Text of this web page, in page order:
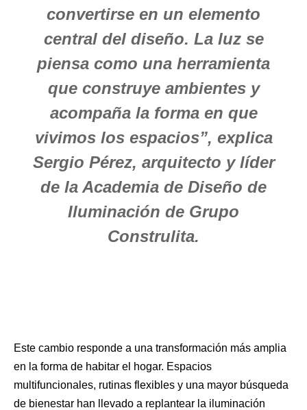
convertirse en un elemento
central del diseño. La luz se
piensa como una herramienta
que construye ambientes y
acompaña la forma en que
vivimos los espacios”, explica
Sergio Pérez, arquitecto y líder
de la Academia de Diseño de
Iluminación de Grupo
Construlita.
Este cambio responde a una transformación más amplia
en la forma de habitar el hogar. Espacios
multifuncionales, rutinas flexibles y una mayor búsqueda
de bienestar han llevado a replantear la iluminación